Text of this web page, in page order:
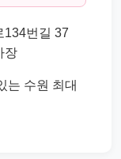
134번길 37
장
는 수원 최대